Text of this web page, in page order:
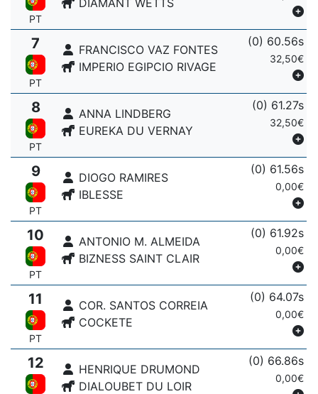
PT
7
PT
FRANCISCO VAZ FONTES
IMPERIO EGIPCIO RIVAGE
(0) 60.56s
32,50€
8
PT
ANNA LINDBERG
EUREKA DU VERNAY
(0) 61.27s
32,50€
9
PT
DIOGO RAMIRES
IBLESSE
(0) 61.56s
0,00€
10
PT
ANTONIO M. ALMEIDA
BIZNESS SAINT CLAIR
(0) 61.92s
0,00€
11
PT
COR. SANTOS CORREIA
COCKETE
(0) 64.07s
0,00€
12
HENRIQUE DRUMOND
DIALOUBET DU LOIR
(0) 66.86s
0,00€